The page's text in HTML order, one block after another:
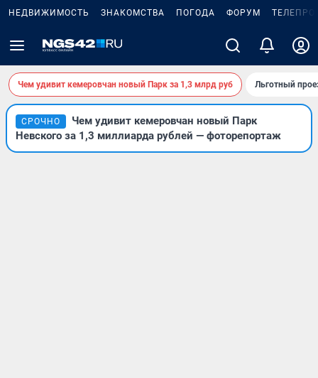
НЕДВИЖИМОСТЬ ЗНАКОМСТВА ПОГОДА ФОРУМ
Чем удивит кемеровчан новый Парк за 1,3 млрд руб Льготный
СРОЧНО
Чем удивит кемеровчан новый Парк
Невского за 1,3 миллиарда рублей — фоторепортаж